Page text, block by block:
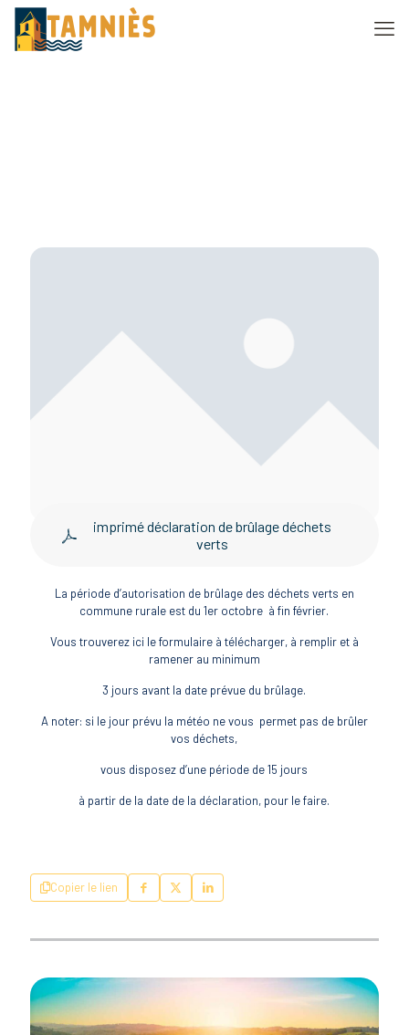
imprimé déclaration de brûlage déchets
verts
La période d’autorisation de brûlage des déchets verts en
commune rurale est du 1er octobre à fin février.
Vous trouverez ici le formulaire à télécharger, à remplir et à
ramener au minimum
3 jours avant la date prévue du brûlage.
A noter: si le jour prévu la météo ne vous permet pas de brûler
vos déchets,
vous disposez d’une période de 15 jours
à partir de la date de la déclaration, pour le faire.
Copier le lien